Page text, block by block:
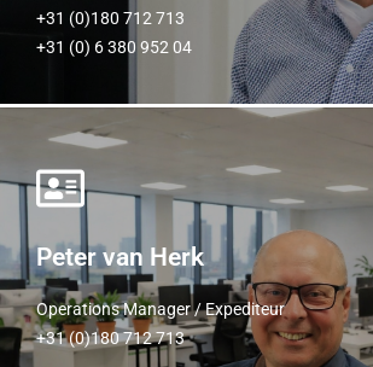
+31 (0)180 712 713
+31 (0) 6 380 952 04
+31 (0) 6 380 952 04
Peter van Herk
Operations Manager / Expediteur
+31 (0)180 712 713
Peter van Herk
Operations Manager /
+31 (0)180 712 713